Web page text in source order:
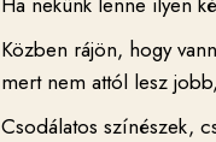
Közben rájön, hogy
mert nem attól lesz
Csodálatos színészek,